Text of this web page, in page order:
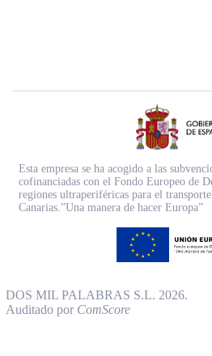
Esta empresa se ha acogido a las
cofinanciadas con el Fondo Europeo de
regiones ultraperiféricas para el
Canarias.”Una manera de hacer Europa”
DOS MIL PALABRAS S.L. 2026.
Auditado por ComScore